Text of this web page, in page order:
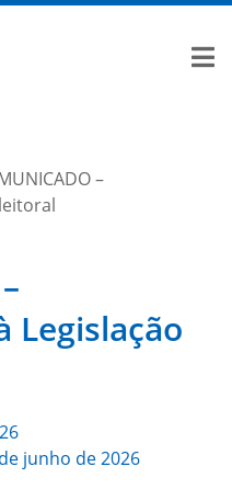
–
Legislação
junho de 2026